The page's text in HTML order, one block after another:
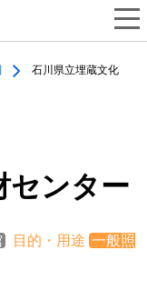
石川県立埋蔵文化
センター
目的・用途 一般照